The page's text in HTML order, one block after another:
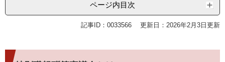
ページ内目次
記事ID：0033566 更新日：2026年2月3日更新